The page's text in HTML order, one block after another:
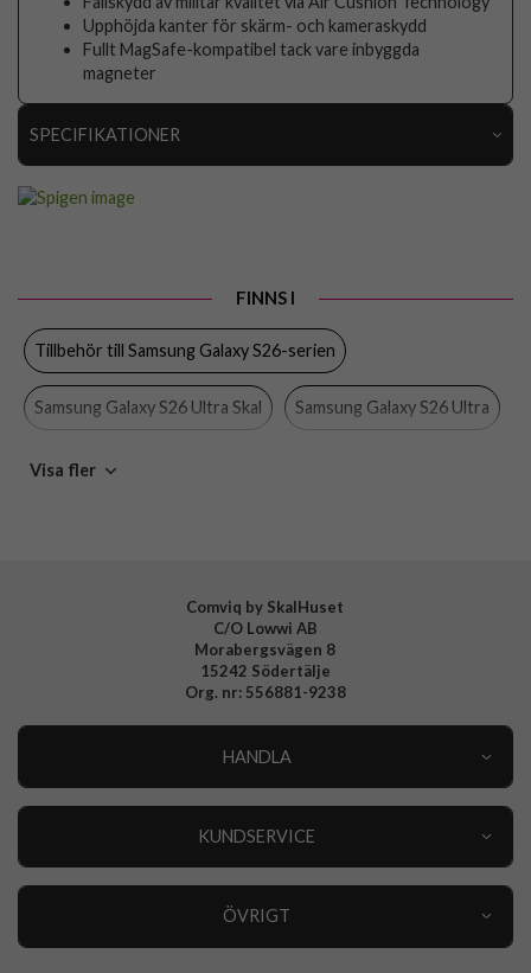
Upphöjda kanter för skärm- och kameraskydd
Fullt MagSafe-kompatibel tack vare inbyggda
magneter
SPECIFIKATIONER
Färg
Hårdplast (PC), Mjukplast (TPU)
Tillverkarens art nr
FINNS I
Tillbehör till Samsung Galaxy S26-serien
Samsung Galaxy S26 Ultra Skal Samsung Galaxy S26 Ultra
Skal Spigen
Visa fler
Comviq by SkalHuset
C/O Lowwi AB
Morabergsvägen 8
15242 Södertälje
Org. nr: 556881-9238
HANDLA
KUNDSERVICE
ÖVRIGT